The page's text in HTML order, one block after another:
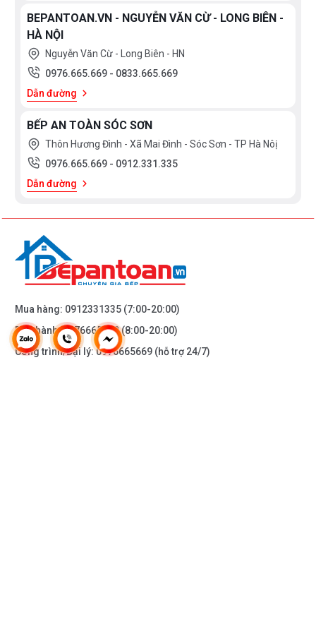
BEPANTOAN.VN - NGUYỄN VĂN CỪ - LONG BIÊN -
HÀ NỘI
Nguyễn Văn Cừ - Long Biên - HN
0976.665.669 - 0833.665.669
Dẫn đường
BẾP AN TOÀN SÓC SƠN
Thôn Hương Đình - Xã Mai Đình - Sóc Sơn - TP Hà Nôị
0976.665.669 - 0912.331.335
Dẫn đường
Mua hàng: 0912331335 (7:00-20:00)
Bảo hành:0976665669(8:00-20:00)
Công trình/Đại lý:0976665669 (hỗ trợ 24/7)